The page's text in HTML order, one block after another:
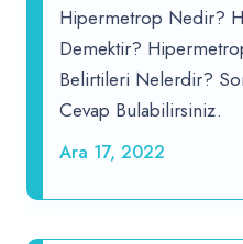
Hipermetrop Nedir?
Demektir?
Belirtileri Nelerdir?
Cevap Bulabilirsiniz.
Ara 17, 2022